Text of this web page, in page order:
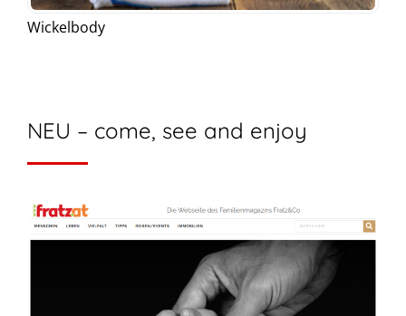
Wickelbody
NEU – come, see and enjoy